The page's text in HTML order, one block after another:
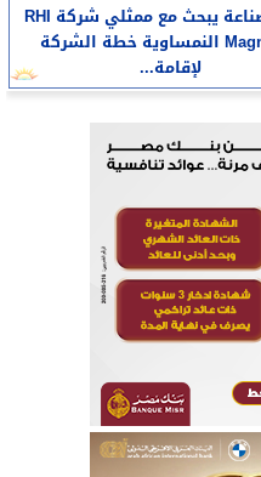
وزير الصناعة يبحث مع ممثلي شركة RHI
Magnesita النمساوية خطة الشركة
لإقامة...